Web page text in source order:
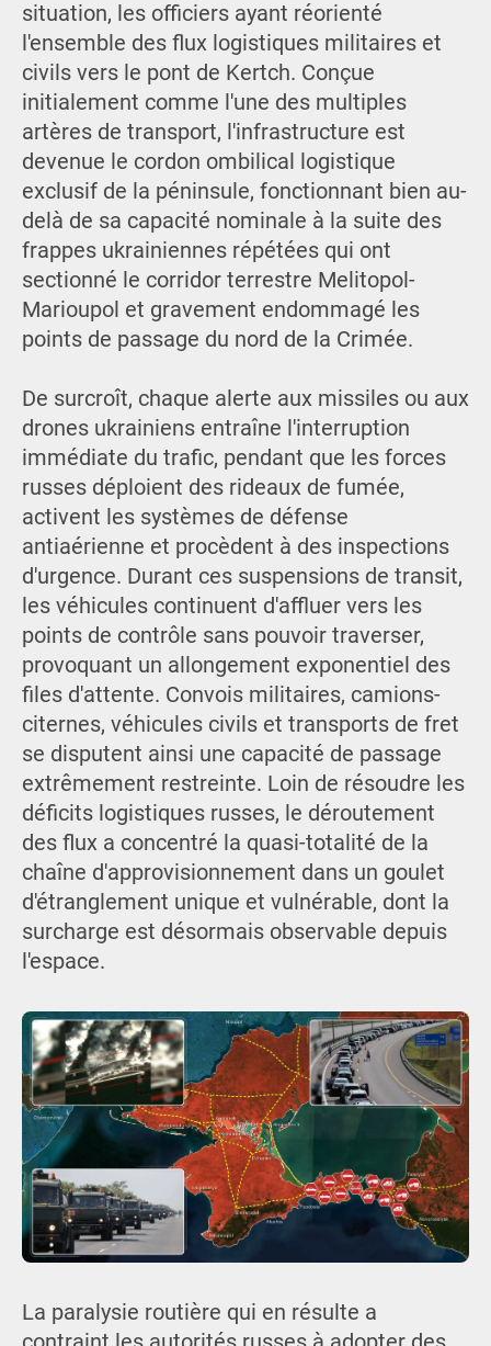
situation, les officiers ayant réorienté
l'ensemble des flux logistiques militaires et
civils vers le pont de Kertch. Conçue
initialement comme l'une des multiples
artères de transport, l'infrastructure est
devenue le cordon ombilical logistique
exclusif de la péninsule, fonctionnant bien au-
delà de sa capacité nominale à la suite des
frappes ukrainiennes répétées qui ont
sectionné le corridor terrestre Melitopol-
Marioupol et gravement endommagé les
points de passage du nord de la Crimée.
De surcroît, chaque alerte aux missiles ou aux
drones ukrainiens entraîne l'interruption
immédiate du trafic, pendant que les forces
russes déploient des rideaux de fumée,
activent les systèmes de défense
antiaérienne et procèdent à des inspections
d'urgence. Durant ces suspensions de transit,
les véhicules continuent d'affluer vers les
points de contrôle sans pouvoir traverser,
provoquant un allongement exponentiel des
files d'attente. Convois militaires, camions-
citernes, véhicules civils et transports de fret
se disputent ainsi une capacité de passage
extrêmement restreinte. Loin de résoudre les
déficits logistiques russes, le déroutement
des flux a concentré la quasi-totalité de la
chaîne d'approvisionnement dans un goulet
d'étranglement unique et vulnérable, dont la
surcharge est désormais observable depuis
l'espace.
La paralysie routière qui en résulte a